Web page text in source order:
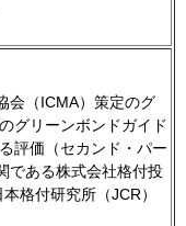
会（ICMA）策定のグ
グリーンボンドガイド
評価（セカンド・パー
である株式会社格付投
格付研究所（JCR）